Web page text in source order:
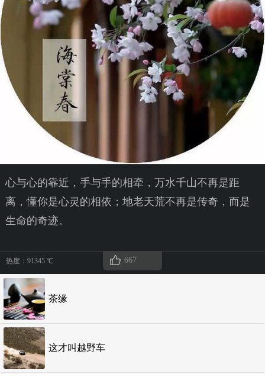
心与心的靠近，手与手的相牵，万水千山不再是距
离，懂你是心灵的相依；地老天荒不再是传奇，而是
生命的奇迹。
热度：91345 ℃ 667
茶缘
这才叫越野车